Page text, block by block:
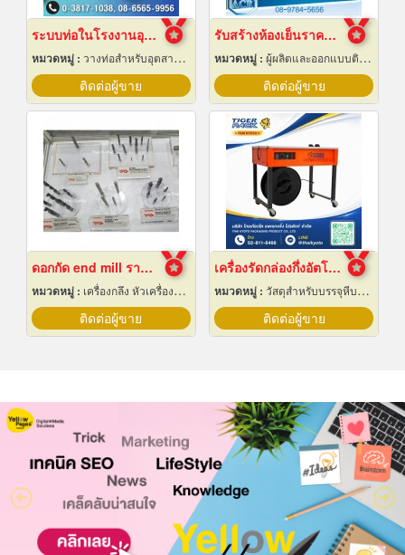
ระบบท่อในโรงงานอุตสาหกรรม
หมวดหมู่ : วางท่อสำหรับอุตสาหกรรมท่อ
ติดต่อผู้ขาย
รับสร้างห้องเย็นราคาถูก
หมวดหมู่ : ผู้ผลิตและออกแบบติดตั้งห้องเย็น
ติดต่อผู้ขาย
ดอกกัด end mill ราคาส่ง
หมวดหมู่ : เครื่องกลึง หัวเครื่องและอุปกรณ์
ติดต่อผู้ขาย
เครื่องรัดกล่องกึ่งอัตโนมัติ
หมวดหมู่ : วัสดุสำหรับบรรจุหีบห่อเครื่องจักรกล
ติดต่อผู้ขาย